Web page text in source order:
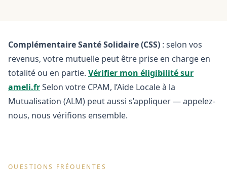
Complémentaire Santé Solidaire (CSS) : selon vos
revenus, votre mutuelle peut être prise en charge en
totalité ou en partie. Vérifier mon éligibilité sur
ameli.frSelon votre CPAM, l’Aide Locale à la
Mutualisation (ALM) peut aussi s’appliquer — appelez-
nous, nous vérifions ensemble.
QUESTIONS FRÉQUENTES